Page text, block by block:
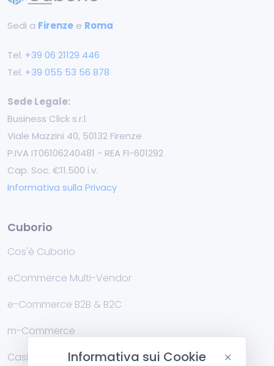
Sedi a Firenze e Roma
Tel. +39 ‭06 21129 446‬
Tel. +39 055 53 56 878
Sede Legale:
Business Click s.r.l.
Viale Mazzini 40, 50132 Firenze
P.IVA IT06106240481 - REA FI-601292
Cap. Soc. €11.500 i.v.
Informativa sulla Privacy
Cuborio
Cos'è Cuborio
eCommerce Multi-Vendor
e-Commerce B2B & B2C
m-Commerce
Casi di StudioInformativa sui Cookie